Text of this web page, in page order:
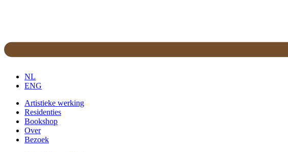
NL
ENG
Artistieke werking
Residenties
Bookshop
Over
Bezoek